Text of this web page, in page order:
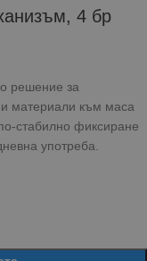
4 бр
решение за
материали към маса
стабилно фиксиране
употреба.